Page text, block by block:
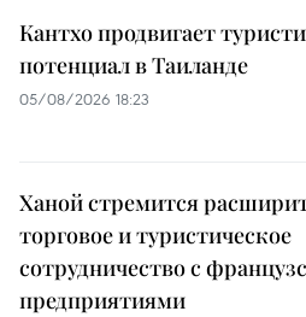
Кантхо продвигает
потенциал в Таиланде
05/08/2026 18:23
Ханой стремится
торговое и туристическое
сотрудничество с
предприятиями